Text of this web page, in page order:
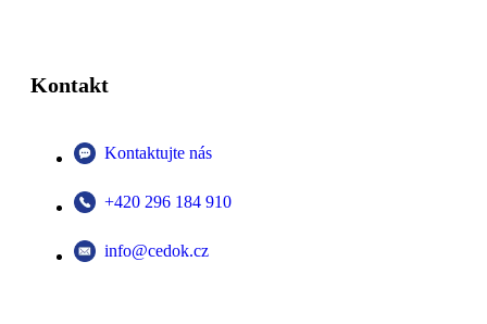
Kontakt
Kontaktujte nás
+420 296 184 910
info@cedok.cz